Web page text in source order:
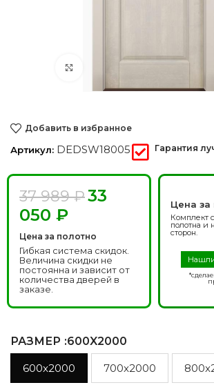
Добавить в избранное
Артикул: DEDSW18005 Гарантия
37 989₽33
050 ₽
Цена за полотно
Гибкая система скидок.
Величина скидки не
постоянна и зависит от
количества дверей в
заказе.
Цена за
Комплект
полотна и
сторон.
РАЗМЕР :600X2000
600x2000 700x2000